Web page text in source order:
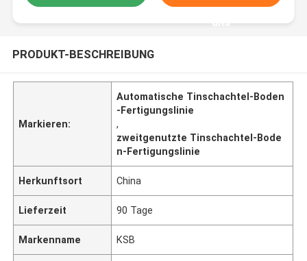
uns
PRODUKT-BESCHREIBUNG
Markieren:
Automatische Tinschachtel-Boden
-Fertigungslinie
,
zweitgenutzte Tinschachtel-Bode
n-Fertigungslinie
Herkunftsort China
Lieferzeit 90 Tage
Markenname KSB